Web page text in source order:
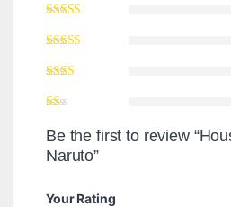
Be the first to review
Naruto”
Your Rating